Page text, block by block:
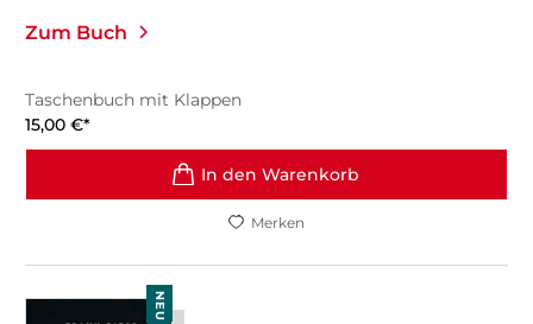
Zum Buch
Taschenbuch mit Klappen
15,00 €*
In den Warenkorb
Merken
NEU